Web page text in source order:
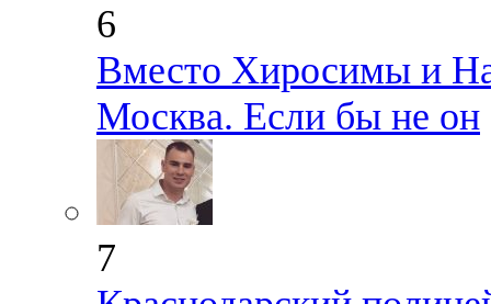
6
Вместо Хиросимы и
Москва. Если бы не он
7